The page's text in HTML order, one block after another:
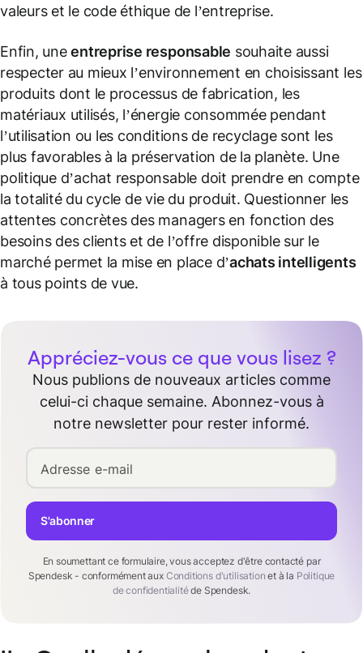
valeurs et le code éthique de l’entreprise.
Enfin, uneentreprise responsable souhaite aussi
respecter au mieux l’environnement en choisissant les
produits dont le processus de fabrication, les
matériaux utilisés, l’énergie consommée pendant
l’utilisation ou les conditions de recyclage sont les
plus favorables à la préservation de la planète. Une
politique d’achat responsable doit prendre en compte
la totalité du cycle de vie du produit. Questionner les
attentes concrètes des managers en fonction des
besoins des clients et de l’offre disponible sur le
marché permet la mise en place d’achats intelligents
à tous points de vue.
Appréciez-vous ce que vous lisez ?
Nous publions de nouveaux articles comme
celui-ci chaque semaine. Abonnez-vous à
notre newsletter pour rester informé.
Adresse e-mail
En soumettant ce formulaire, vous acceptez d'être contacté par
Spendesk - conformément aux Conditions d'utilisation et à la Politique
de confidentialitéde Spendesk.
S'abonner